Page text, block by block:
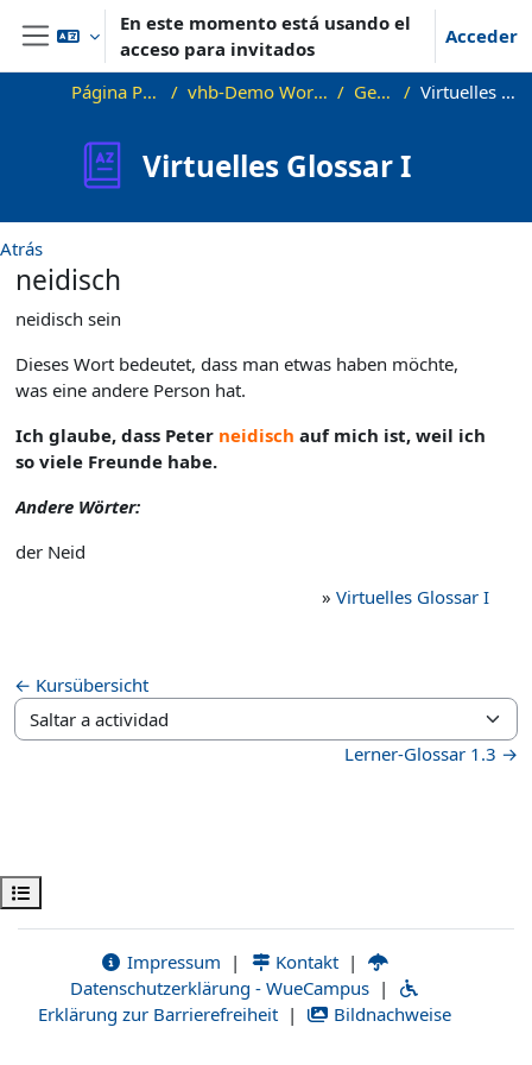
Salta al contenido principal
Panel lateral
En este momento está usando el
acceso para invitados
Acceder
Abrir índice del curso
Página Principal vhb-Demo Wortschatz B1 General Virtuelles Glossar I
Virtuelles Glossar I
Atrás
neidisch
neidisch sein
Dieses Wort bedeutet, dass man etwas haben möchte,
was eine andere Person hat.
Ich glaube, dass Peter neidisch auf mich ist, weil ich
so viele Freunde habe.
Andere Wörter:
der Neid
» Virtuelles Glossar I
← Kursübersicht
Saltar a actividad
Lerner-Glossar 1.3 →
Impressum | Kontakt |
Datenschutzerklärung - WueCampus |
Erklärung zur Barrierefreiheit | Bildnachweise